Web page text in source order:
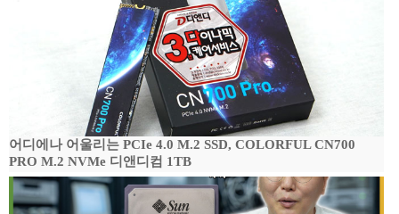
어디에나 어울리는 PCIe 4.0 M.2 SSD, COLORFUL CN700
PRO M.2 NVMe 디앤디컴 1TB